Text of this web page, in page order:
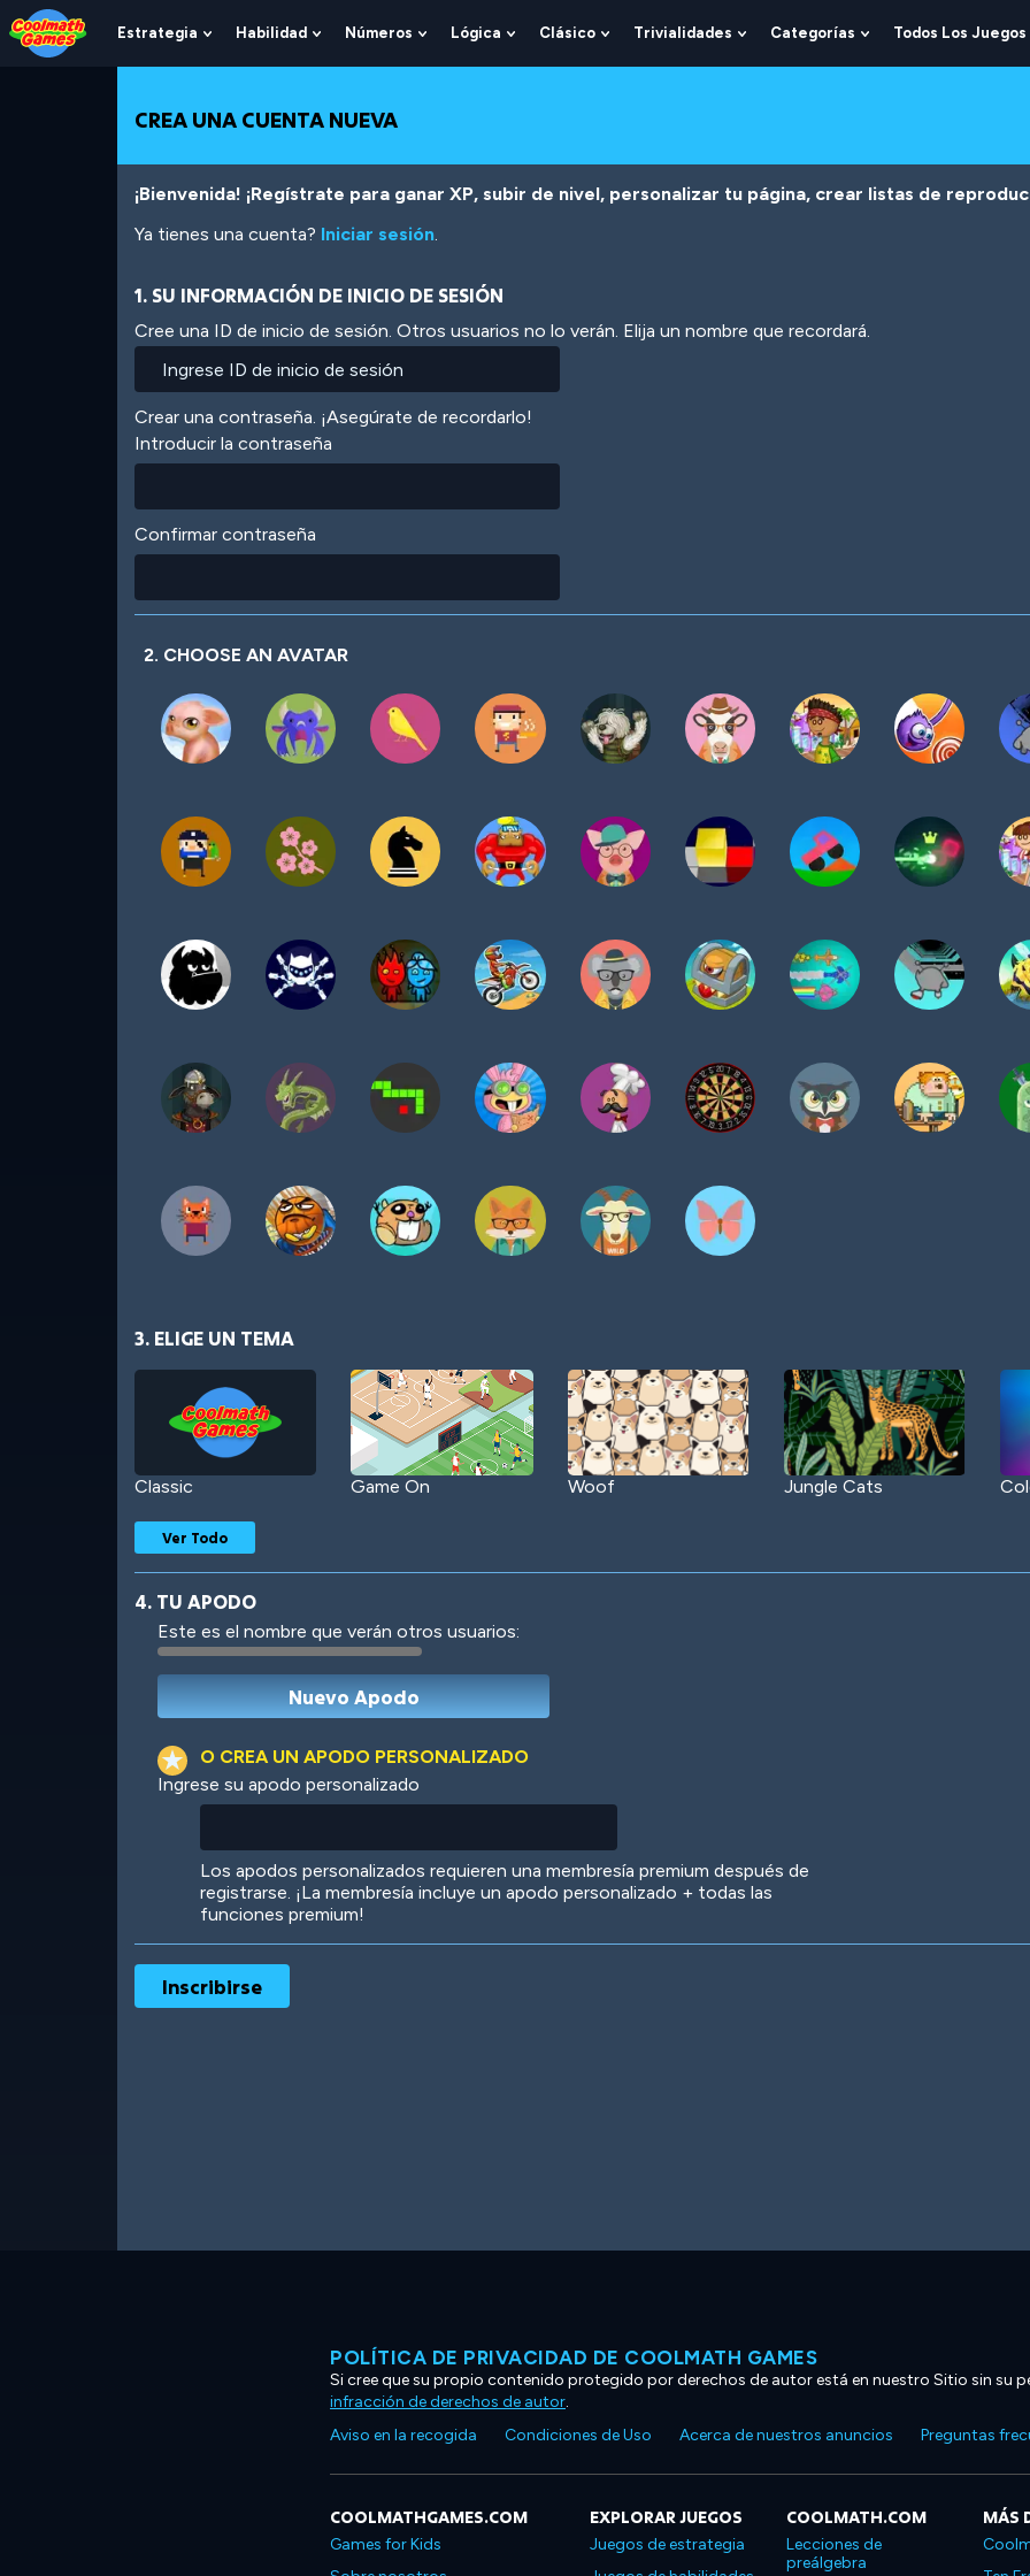
Skip
to
Top
Skip
to
Navigation
Skip
to
Main
Skip
to
Footer
Pasar
al
contenido
Estrategia
Show
Submenu
Estrategia
Habilidad
Show
Submenu
Habilidad
Números
Show
Submenu
Lógica
Show
Submenu
Clásico
Show
Submenu
Trivialidades
Show
Submenu
Categorías
Show
Submenu
Todos Los Juegos
CREA UNA CUENTA NUEVA
¡Bienvenida! ¡Regístrate para ganar XP, subir de nivel, personalizar tu página, crear listas de
Ya tienes una cuenta? Iniciar sesión.
1. SU INFORMACIÓN DE INICIO DE SESIÓN
Cree una ID de inicio de sesión. Otros usuarios no lo verán. Elija un nombre que recordará.
Crear una contraseña. ¡Asegúrate de recordarlo!
Introducir la contraseña
Confirmar contraseña
2. CHOOSE AN AVATAR
3. ELIGE UN TEMA
Classic Game On Woof Jungle Cats
Robotic International
Ooh! Aah!
Ver Todo
4. TU APODO
Este es el nombre que verán otros usuarios:
O CREA UN APODO PERSONALIZADO
Ingrese su apodo personalizado
Los apodos personalizados requieren una membresía premium después de
registrarse. ¡La membresía incluye un apodo personalizado + todas las
funciones premium!
POLÍTICA DE PRIVACIDAD DE COOLMATH GAMES
Si cree que su propio contenido protegido por derechos de autor está en nuestro Sitio sin su
infracción de derechos de autor.
Aviso en la recogida
Condiciones de Uso Acerca de nuestros anuncios Preguntas
COOLMATHGAMES.COM
Games for Kids
EXPLORAR JUEGOS
Juegos de estrategia
COOLMATH.COM
Lecciones de
preálgebra
MÁS